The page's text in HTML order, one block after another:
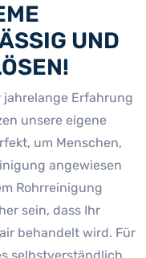
UND
Erfahrung
unsere eigene
um Menschen,
angewiesen
Rohrreinigung
sein, dass Ihr
behandelt wird. Für